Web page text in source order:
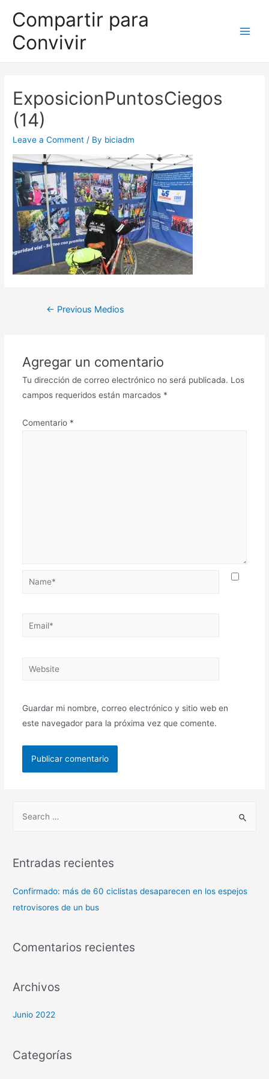
Compartir para
Convivir
ExposicionPuntosCiegos
(14)
Leave a Comment / By biciadm
← Previous Medios
Agregar un comentario
Tu dirección de correo electrónico no será publicada. Los
campos requeridos están marcados *
Comentario *
Guardar mi nombre, correo electrónico y sitio web en
este navegador para la próxima vez que comente.
Entradas recientes
Confirmado: más de 60 ciclistas desaparecen en los espejos
retrovisores de un bus
Comentarios recientes
Archivos
Junio 2022
Categorías